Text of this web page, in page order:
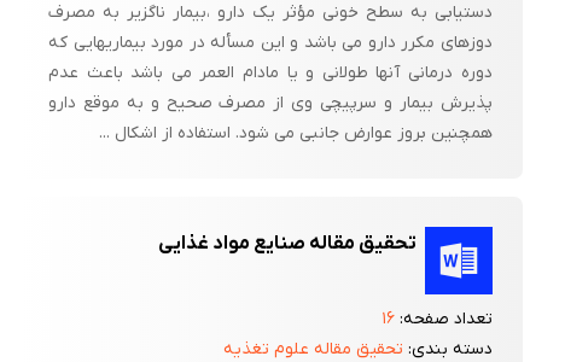
دستیابی به سطح خونی مؤثر یک دارو ،‌بیمار ناگزیر به مصرف
دوزهای مکرر دارو می باشد و این مسأله در مورد بیماریهایی که
دوره درمانی آنها طولانی و یا مادام العمر می باشد باعث عدم
پذیرش بیمار و سرپیچی وی از مصرف صحیح و به موقع دارو
همچنین بروز عوارض جانبی می شود. استفاده از اشکال ...
تحقیق مقاله صنایع مواد غذایی
تعداد صفحه:۱۶
دسته بندی: تحقیق مقاله علوم تغذیه